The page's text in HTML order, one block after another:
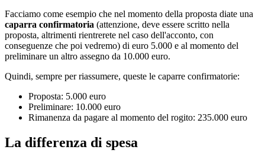
Facciamo come esempio che nel momento della proposta diate una
caparra confirmatoria (attenzione, deve essere scritto nella
proposta, altrimenti rientrerete nel caso dell'acconto, con
conseguenze che poi vedremo) di euro 5.000 e al momento del
preliminare un altro assegno da 10.000 euro.
Quindi, sempre per riassumere, queste le caparre confirmatorie:
Proposta: 5.000 euro
Preliminare: 10.000 euro
Rimanenza da pagare al momento del rogito: 235.000 euro
La differenza di spesa